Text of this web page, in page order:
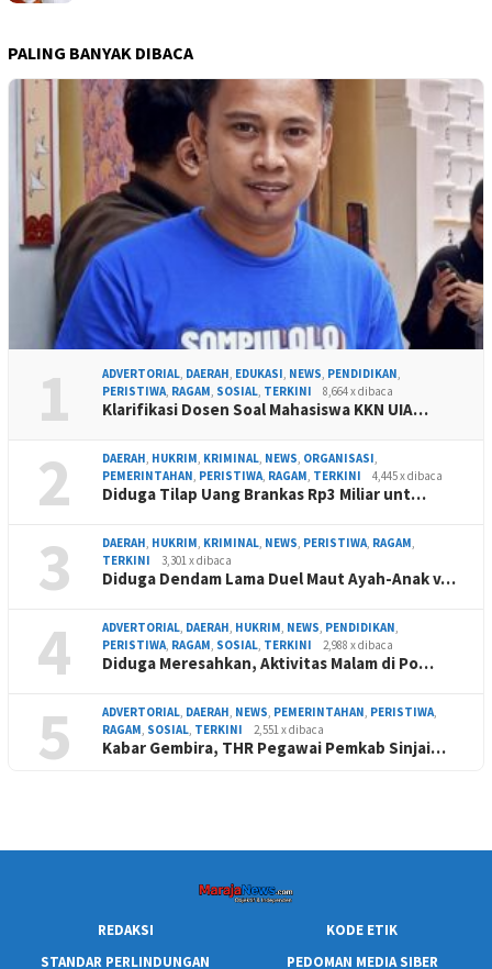
PALING BANYAK DIBACA
1 ADVERTORIAL, DAERAH, EDUKASI, NEWS, PENDIDIKAN,
PERISTIWA, RAGAM, SOSIAL, TERKINI 8,664 x dibaca
Klarifikasi Dosen Soal Mahasiswa KKN UIA…
2 DAERAH, HUKRIM, KRIMINAL, NEWS, ORGANISASI,
PEMERINTAHAN, PERISTIWA, RAGAM, TERKINI 4,445 x dibaca
Diduga Tilap Uang Brankas Rp3 Miliar unt…
3 DAERAH, HUKRIM, KRIMINAL, NEWS, PERISTIWA, RAGAM,
TERKINI
3,301 x dibaca
Diduga Dendam Lama Duel Maut Ayah-Anak v…
4 ADVERTORIAL, DAERAH, HUKRIM, NEWS, PENDIDIKAN,
PERISTIWA, RAGAM, SOSIAL, TERKINI 2,988 x dibaca
Diduga Meresahkan, Aktivitas Malam di Po…
5 ADVERTORIAL, DAERAH, NEWS, PEMERINTAHAN, PERISTIWA,
RAGAM, SOSIAL, TERKINI 2,551 x dibaca
Kabar Gembira, THR Pegawai Pemkab Sinjai…
REDAKSI
KODE ETIK
STANDAR PERLINDUNGAN
PEDOMAN MEDIA SIBER